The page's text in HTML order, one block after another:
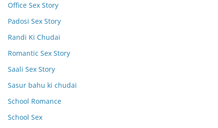
Office Sex Story
Padosi Sex Story
Randi Ki Chudai
Romantic Sex Story
Saali Sex Story
Sasur bahu ki chudai
School Romance
School Sex